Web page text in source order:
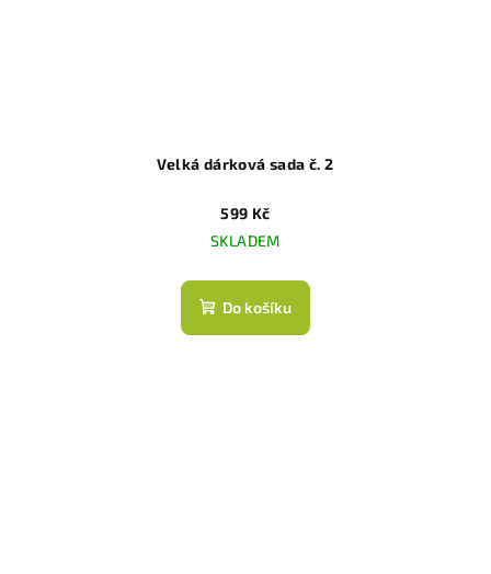
Velká dárková sada č. 2
599 Kč
SKLADEM
Do košíku